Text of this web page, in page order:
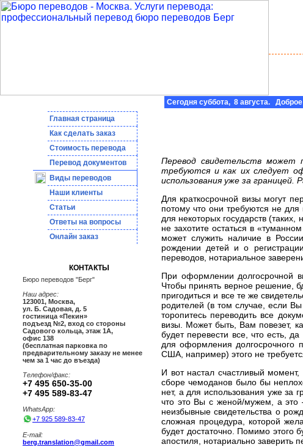
Сегодня суббота, 8 августа. Доброе
Главная страница
Как сделать заказ
Стоимость перевода
Пepeвoд дoкумeнтoв
Виды переводов
Наши клиенты
Статьи
Ответы на вопросы
Онлайн заказ
КОНТАКТЫ
Бюро переводов "Берг"
Наш адрес:
123001, Москва,
ул. Б. Садовая, д. 5
гостиница «Пекин»
подъезд №2, вход со стороны
Садового кольца, этаж 1А,
офис 138
(бесплатная парковка по
предварительному заказу не менее
чем за 1 час до въезда)
Телефон/факс:
+7 495 650-35-00
+7 495 589-83-47
WhatsApp:
+7 925 589-83-47
E-mail:
berg.translation@gmail.com
Перевод свидетельств может
требуются и как их следует
использования уже за границей.
Для краткосрочной визы могут
потому что они требуются не
для некоторых государств
не захотите остаться в
может служить наличие в
рождении детей и о
переводов, нотариальное
При оформлении долгосрочной
Чтобы принять верное решение,
пригодиться и все те же
родителей (в том случае, если Вы
торопитесь переводить все
визы. Может быть, Вам повезет,
будет перевести все, что есть,
для оформления долгосрочного
США, например) этого не
И вот настал счастливый
сборе чемоданов было бы
нет, а для использования уже за
что это Вы с женой/мужем, а
неизбывные свидетельства о
сложная процедура, которой
будет достаточно. Помимо этого
апостиля, нотариально заверить